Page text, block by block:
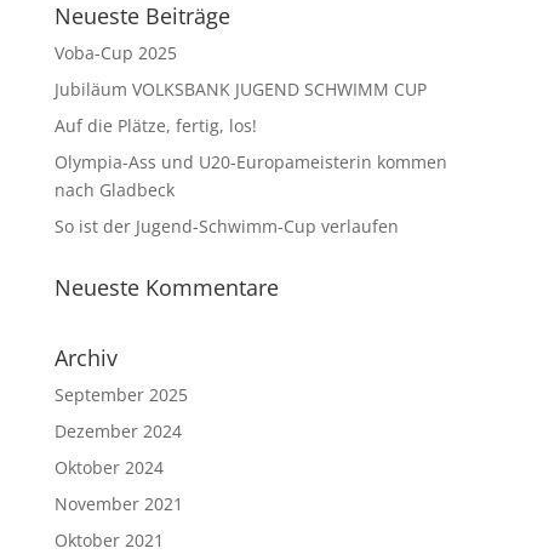
Neueste Beiträge
Voba-Cup 2025
Jubiläum VOLKSBANK JUGEND SCHWIMM CUP
Auf die Plätze, fertig, los!
Olympia-Ass und U20-Europameisterin kommen
nach Gladbeck
So ist der Jugend-Schwimm-Cup verlaufen
Neueste Kommentare
Archiv
September 2025
Dezember 2024
Oktober 2024
November 2021
Oktober 2021